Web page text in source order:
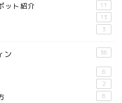
ット紹介 11
13
3
ン 36
6
2
6